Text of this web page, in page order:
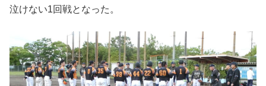
泣けない1回戦となった。